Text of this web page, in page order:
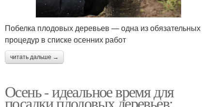
Побелка плодовых деревьев — одна из обязательных
процедур в списке осенних работ
читать дальше →
Осень - идеальное время для
посадки плодовых деревьев: